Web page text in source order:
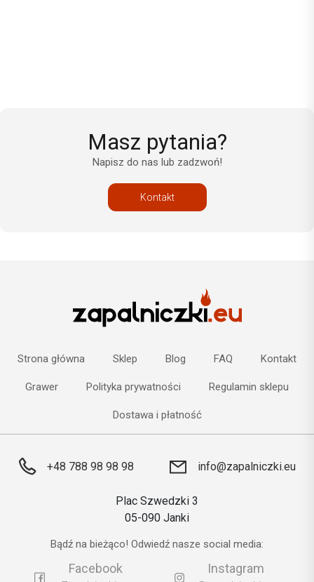
Masz pytania?
Napisz do nas lub zadzwoń!
Kontakt
Strona główna Sklep Blog FAQ Kontakt
Grawer Polityka prywatności Regulamin sklepu
Dostawa i płatność
+48 788 98 98 98 info@zapalniczki.eu
Plac Szwedzki 3
05-090 Janki
Bądź na bieżąco! Odwiedź nasze social media:
Facebook Instagram